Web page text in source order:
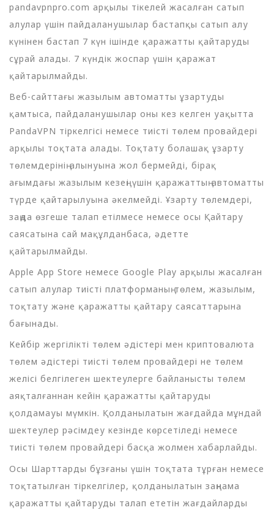
pandavpnpro.com арқылы тікелей жасалған сатып
алулар үшін пайдаланушылар бастапқы сатып алу
күнінен бастап 7 күн ішінде қаражатты қайтаруды
сұрай алады. 7 күндік жоспар үшін қаражат
қайтарылмайды.
Веб-сайттағы жазылым автоматты ұзартуды
қамтыса, пайдаланушылар оны кез келген уақытта
PandaVPN тіркелгісі немесе тиісті төлем провайдері
арқылы тоқтата алады. Тоқтату болашақ ұзарту
төлемдерінің алынуына жол бермейді, бірақ
ағымдағы жазылым кезеңі үшін қаражаттың автоматты
түрде қайтарылуына әкелмейді. Ұзарту төлемдері,
заңда өзгеше талап етілмесе немесе осы Қайтару
саясатына сай мақұлданбаса, әдетте
қайтарылмайды.
Apple App Store немесе Google Play арқылы жасалған
сатып алулар тиісті платформаның төлем, жазылым,
тоқтату және қаражатты қайтару саясаттарына
бағынады.
Кейбір жергілікті төлем әдістері мен криптовалюта
төлем әдістері тиісті төлем провайдері не төлем
желісі белгілеген шектеулерге байланысты төлем
аяқталғаннан кейін қаражатты қайтаруды
қолдамауы мүмкін. Қолданылатын жағдайда мұндай
шектеулер рәсімдеу кезінде көрсетіледі немесе
тиісті төлем провайдері басқа жолмен хабарлайды.
Осы Шарттарды бұзғаны үшін тоқтата тұрған немесе
тоқтатылған тіркелгілер, қолданылатын заңнама
қаражатты қайтаруды талап ететін жағдайларды